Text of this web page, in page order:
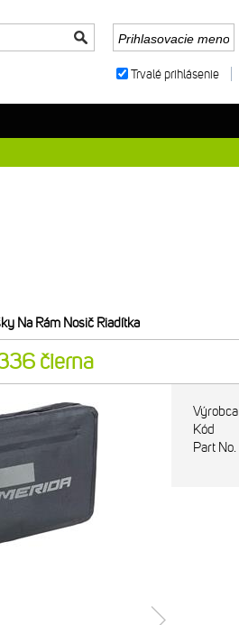
Na Rám Nosič Riadítka
čierna
Výrobca
Kód
Part No.
Trvalé prihlásenie